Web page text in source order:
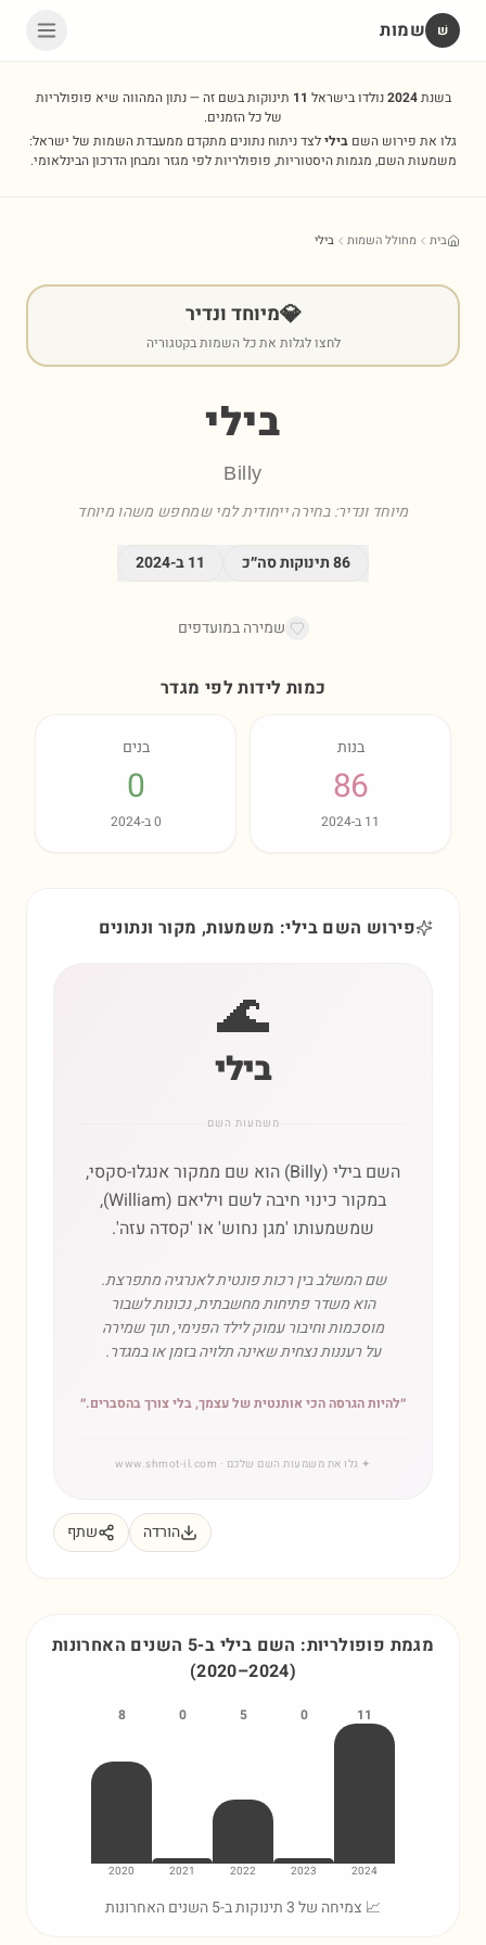
שׁ שמות
בשנת2024נולדו בישראל 11 תינוקות בשם זה — נתון המהווה שיא פופולריות
של כל הזמנים.
גלו את פירוש השם בילילצד ניתוח נתונים מתקדם ממעבדת השמות של ישראל:
משמעות השם, מגמות היסטוריות, פופולריות לפי מגזר ומבחן הדרכון הבינלאומי.
בית מחולל השמות בילי
💎מיוחד ונדיר
לחצו לגלות את כל השמות בקטגוריה
בילי
Billy
מיוחד ונדיר: בחירה ייחודית למי שמחפש משהו מיוחד
86תינוקות סה״כ 11ב-2024
שמירה במועדפים
כמות לידות לפי מגדר
בנות
86
11 ב-2024
בנים
0
0ב-2024
פירוש השם בילי: משמעות, מקור ונתונים
🌊
בילי
משמעות השם
השם בילי (Billy) הוא שם ממקור אנגלו-סקסי,
במקור כינוי חיבה לשם ויליאם (William),
שמשמעותו 'מגן נחוש' או 'קסדה עזה'.
שם המשלב בין רכות פונטית לאנרגיה מתפרצת.
הוא משדר פתיחות מחשבתית, נכונות לשבור
מוסכמות וחיבור עמוק לילד הפנימי, תוך שמירה
על רעננות נצחית שאינה תלויה בזמן או במגדר.
״להיות הגרסה הכי אותנטית של עצמך, בלי צורך בהסברים.״
✦ גלו את משמעות השם שלכם · www.shmot-il.com
הורדה שתף
מגמת פופולריות: השם בילי ב-5 השנים האחרונות
(2020–2024)
11
2024
0
2023
5
2022
0
2021
8
2020
📈 צמיחה של 3 תינוקות ב-5 השנים האחרונות